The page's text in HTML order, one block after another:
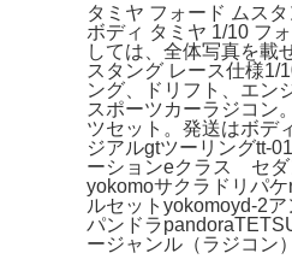
タミヤ フォード ムス
ボディ タミヤ 1/10 フ
しては、全体写真を載
スタング レース仕様
ング、ドリフト、エン
スポーツカーラジコン
ツセット。発送はボデ
ジアルgtツーリングtt-
ーションeクラス セダ
yokomoサクラドリパ
ルセットyokomoyd-2
パンドラ
ージャンル（ラジコン